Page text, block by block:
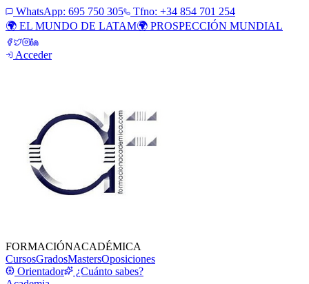
WhatsApp: 695 750 305
Tfno: +34 854 701 254
🌍 EL MUNDO DE LATAM🌍 PROSPECCIÓN MUNDIAL
Acceder
FORMACIÓNACADÉMICA
CursosGradosMastersOposiciones
Orientador
¿Cuánto sabes?